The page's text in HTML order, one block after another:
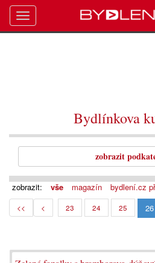
Bydlínkova
zobrazit
zobrazit: vše magazín bydlení.cz
<< < 23 24 25 26
Toggle
navigation